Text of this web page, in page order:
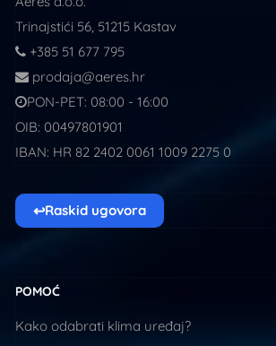
Trinajstići 56, 51215 Kastav
+385 51 677 795
prodaja@aeres.hr
PON-PET: 08:00 - 16:00
OIB: 00497801901
IBAN: HR 82 2402 0061 1009 2275 0
↩Raskid ugovora
POMOĆ
Kako odabrati klima uređaj?